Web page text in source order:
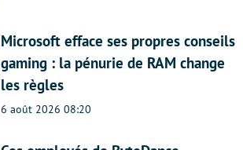
Microsoft efface ses propres conseils
gaming : la pénurie de RAM change
les règles
6 août 2026 08:20